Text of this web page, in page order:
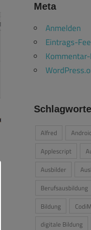
Meta
Anmelden
Eintrags-
Schlagworte
Alfred
Applescript
Ausbilder
Berufsausbildung
Bildung
digitale Bildung